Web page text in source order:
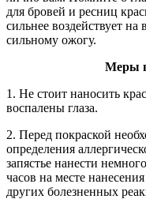
для бровей и ресниц
сильнее воздействует
сильному ожогу.
Меры
1. Не стоит наносить
воспалены глаза.
2. Перед покраской
определения
запястье нанести
часов на месте
других болезненных